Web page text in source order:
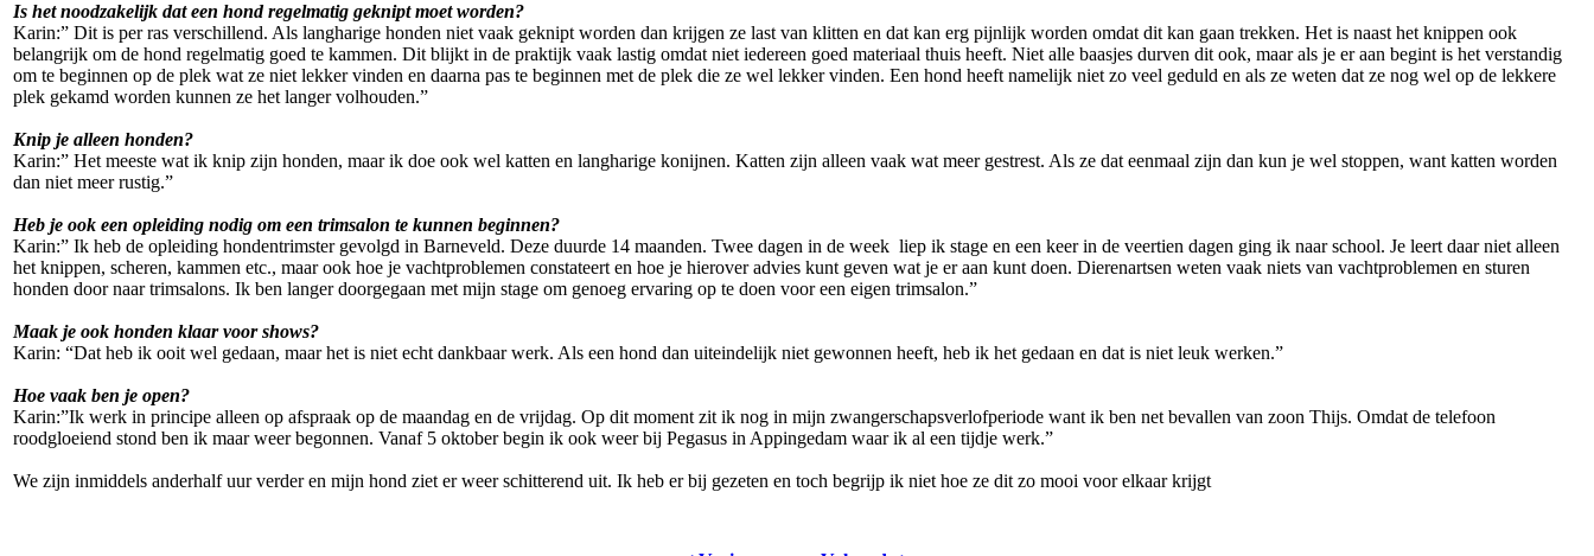
Is het noodzakelijk dat een hond regelmatig geknipt moet worden?
Karin:” Dit is per ras verschillend. Als langharige honden niet vaak geknipt worden dan krijgen ze last van klitten en dat kan erg pijnlijk worden omdat dit kan gaan trekken. Het is naast het knippen ook
belangrijk om de hond regelmatig goed te kammen. Dit blijkt in de praktijk vaak lastig omdat niet iedereen goed materiaal thuis heeft. Niet alle baasjes durven dit ook, maar als je er aan begint is het verstandig
om te beginnen op de plek wat ze niet lekker vinden en daarna pas te beginnen met de plek die ze wel lekker vinden. Een hond heeft namelijk niet zo veel geduld en als ze weten dat ze nog wel op de lekkere
plek gekamd worden kunnen ze het langer volhouden.”
Knip je alleen honden?
Karin:” Het meeste wat ik knip zijn honden, maar ik doe ook wel katten en langharige konijnen. Katten zijn alleen vaak wat meer gestrest. Als ze dat eenmaal zijn dan kun je wel stoppen, want katten worden
dan niet meer rustig.”
Heb je ook een opleiding nodig om een trimsalon te kunnen beginnen?
Karin:” Ik heb de opleiding hondentrimster gevolgd in Barneveld. Deze duurde 14 maanden. Twee dagen in de week liep ik stage en een keer in de veertien dagen ging ik naar school. Je leert daar niet alleen
het knippen, scheren, kammen etc., maar ook hoe je vachtproblemen constateert en hoe je hierover advies kunt geven wat je er aan kunt doen. Dierenartsen weten vaak niets van vachtproblemen en sturen
honden door naar trimsalons. Ik ben langer doorgegaan met mijn stage om genoeg ervaring op te doen voor een eigen trimsalon.”
Maak je ook honden klaar voor shows?
Karin: “Dat heb ik ooit wel gedaan, maar het is niet echt dankbaar werk. Als een hond dan uiteindelijk niet gewonnen heeft, heb ik het gedaan en dat is niet leuk werken.”
Hoe vaak ben je open?
Karin:”Ik werk in principe alleen op afspraak op de maandag en de vrijdag. Op dit moment zit ik nog in mijn zwangerschapsverlofperiode want ik ben net bevallen van zoon Thijs. Omdat de telefoon
roodgloeiend stond ben ik maar weer begonnen. Vanaf 5 oktober begin ik ook weer bij Pegasus in Appingedam waar ik al een tijdje werk.”
We zijn inmiddels anderhalf uur verder en mijn hond ziet er weer schitterend uit. Ik heb er bij gezeten en toch begrijp ik niet hoe ze dit zo mooi voor elkaar krijgt